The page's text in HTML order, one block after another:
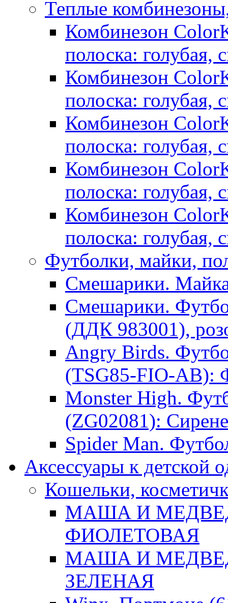
Теплые
Комбинезон
полоска: голубая,
Комбинезон
полоска: голубая,
Комбинезон
полоска: голубая,
Комбинезон
полоска: голубая,
Комбинезон
полоска: голубая,
Футболки, майки,
Смешарики.
Смешарики.
(ДДК 983001),
Angry Birds.
(TSG85-FIO-AB):
Monster High.
(ZG02081):
Spider Man.
Аксессуары к детской
Кошельки,
МАША И МЕДВЕДЬ
ФИОЛЕТОВАЯ
МАША И МЕДВЕДЬ
ЗЕЛЕНАЯ